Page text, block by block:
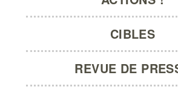
CIBLES
REVUE DE